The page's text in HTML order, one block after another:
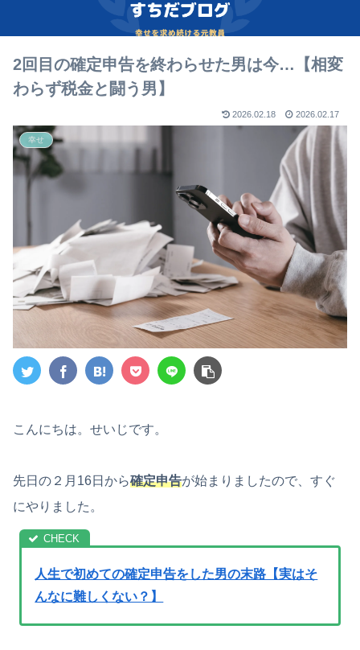
2回目の確定申告を終わらせた男は今…【相変
わらず税金と闘う男】
2026.02.18 2026.02.17
幸せ
こんにちは。せいじです。
先日の２月16日から確定申告が始まりましたので、すぐ
にやりました。
人生で初めての確定申告をした男の末路【実はそ
んなに難しくない？】